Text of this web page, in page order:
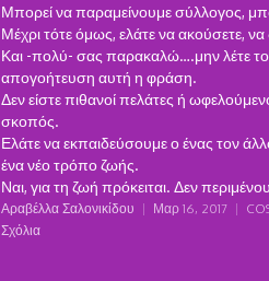
Μπορεί να παραμείνουμε σύλλογος,
Μέχρι τότε όμως, ελάτε να ακούσετε, να
Και -πολύ- σας παρακαλώ….μην λέτε το
απογοήτευση αυτή η φράση.
Δεν είστε πιθανοί πελάτες ή
σκοπός.
Ελάτε να εκπαιδεύσουμε ο ένας τον
ένα νέο τρόπο ζωής.
Ναι, για τη ζωή πρόκειται. Δεν
Αραβέλλα Σαλονικίδου | Μαρ 16, 2017 |
Σχόλια